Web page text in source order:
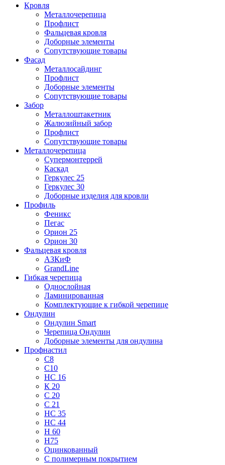
Кровля
Металлочерепица
Профлист
Фальцевая кровля
Доборные элементы
Сопутствующие товары
Фасад
Металлосайдинг
Профлист
Доборные элементы
Сопутствующие товары
Забор
Металлоштакетник
Жалюзийный забор
Профлист
Сопутствующие товары
Металлочерепица
Супермонтеррей
Каскад
Геркулес 25
Геркулес 30
Доборные изделия для кровли
Профиль
Феникс
Пегас
Орион 25
Орион 30
Фальцевая кровля
АЗКиФ
GrandLine
Гибкая черепица
Однослойная
Ламинированная
Комплектующие к гибкой черепице
Ондулин
Ондулин Smart
Черепица Ондулин
Доборные элементы для ондулина
Профнастил
С8
С10
НС 16
К 20
С 20
С 21
НС 35
НС 44
Н 60
Н75
Оцинкованный
С полимерным покрытием